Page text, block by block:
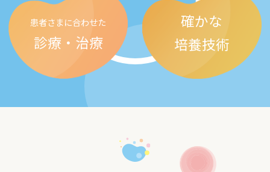
患者さまに合わせた
診療・治療
確かな
培養技術